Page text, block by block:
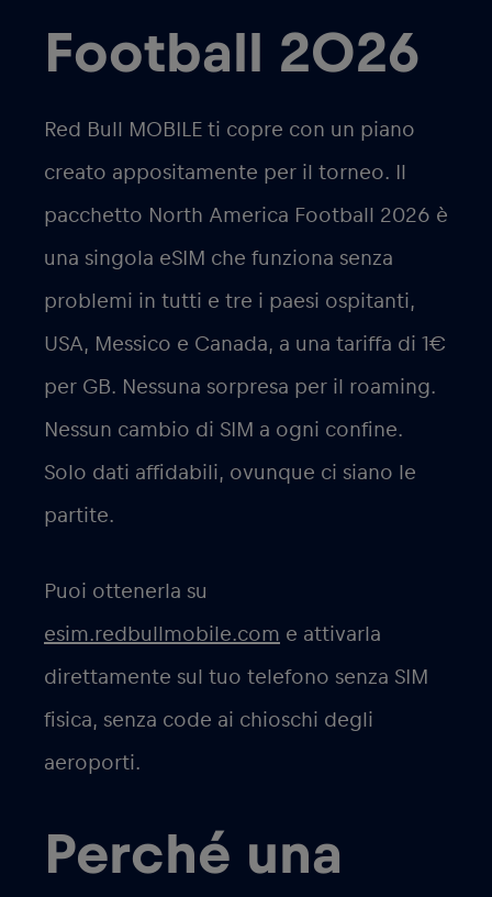
Football 2026
Red Bull MOBILE ti copre con un piano
creato appositamente per il torneo. Il
pacchetto North America Football 2026 è
una singola eSIM che funziona senza
problemi in tutti e tre i paesi ospitanti,
USA, Messico e Canada, a una tariffa di 1€
per GB. Nessuna sorpresa per il roaming.
Nessun cambio di SIM a ogni confine.
Solo dati affidabili, ovunque ci siano le
partite.
Puoi ottenerla su
esim.redbullmobile.com e attivarla
direttamente sul tuo telefono senza SIM
fisica, senza code ai chioschi degli
aeroporti.
Perché una